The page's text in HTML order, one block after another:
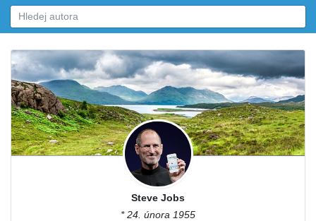
Steve Jobs
* 24. února 1955